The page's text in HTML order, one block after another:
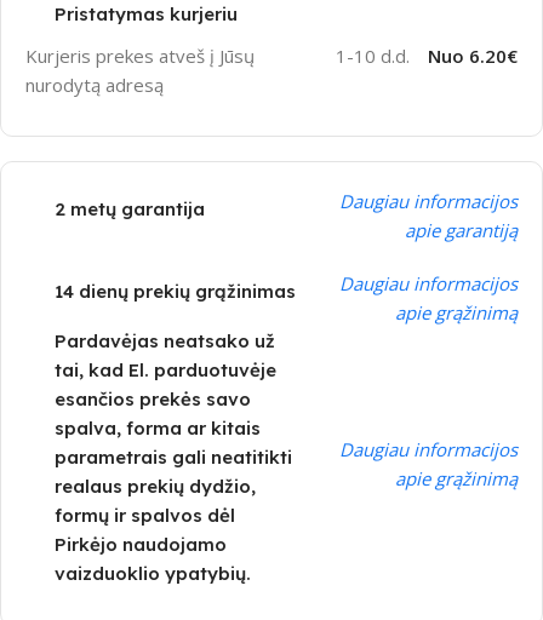
Pristatymas kurjeriu
Kurjeris prekes atveš į Jūsų
nurodytą adresą
1-10 d.d. Nuo 6.20€
2 metų garantija
Daugiau informacijos
apie garantiją
14 dienų prekių grąžinimas
Daugiau informacijos
apie grąžinimą
Pardavėjas neatsako už
tai, kad El. parduotuvėje
esančios prekės savo
spalva, forma ar kitais
parametrais gali neatitikti
realaus prekių dydžio,
formų ir spalvos dėl
Pirkėjo naudojamo
vaizduoklio ypatybių.
Daugiau informacijos
apie grąžinimą